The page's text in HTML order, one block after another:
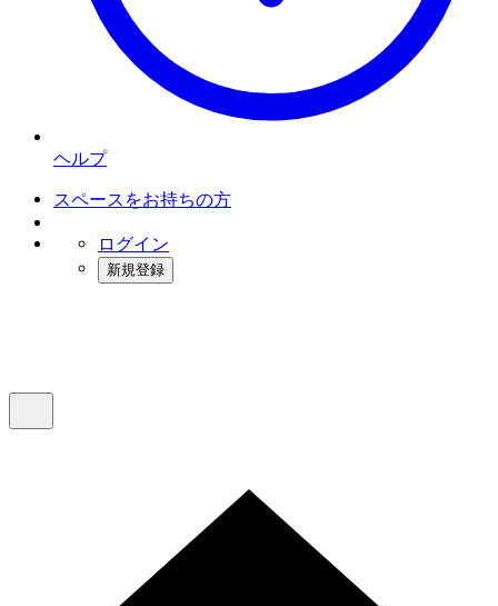
ヘルプ
スペースをお持ちの方
ログイン
新規登録